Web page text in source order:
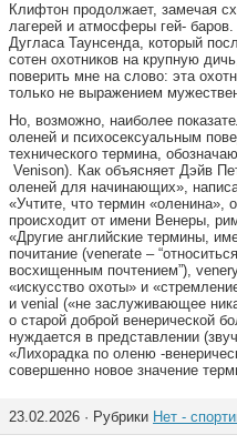
Клифтон продолжает, замечая
лагерей и атмосферы гей-
Дугласа Таунсенда, который
сотен охотников на крупную
поверить мне на слово: эта
только не выражением
Но, возможно, наиболее
оленей и психосексуальным
технического термина,
Venison). Как объясняет Дэйв
оленей для начинающих»,
«Учтите, что термин «оленина»,
происходит от имени Венеры,
«Другие английские термины,
почитание (venerate –
восхищенным почтением”),
«искусство охоты» и
и venial («не заслуживающее
о старой доброй венерической
нуждается в представлении
«Лихорадка по оленю -
совершенно новое значение
23.02.2026 · Рубрики Нет -